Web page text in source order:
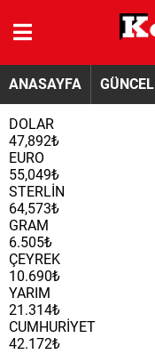
ANASAYFA GÜNCEL
DOLAR
47,892₺
EURO
55,049₺
STERLİN
64,573₺
GRAM
6.505₺
ÇEYREK
10.690₺
YARIM
21.314₺
CUMHURİYET
42.172₺